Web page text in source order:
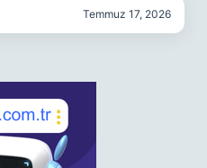
Temmuz 17, 2026